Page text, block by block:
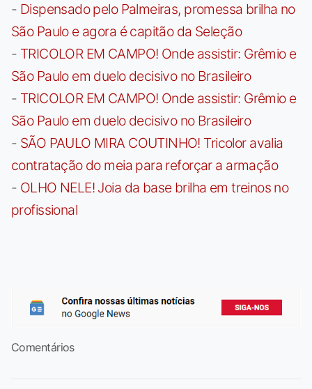
- Dispensado pelo Palmeiras, promessa brilha no
São Paulo e agora é capitão da Seleção
- TRICOLOR EM CAMPO! Onde assistir: Grêmio e
São Paulo em duelo decisivo no Brasileiro
- TRICOLOR EM CAMPO! Onde assistir: Grêmio e
São Paulo em duelo decisivo no Brasileiro
- SÃO PAULO MIRA COUTINHO! Tricolor avalia
contratação do meia para reforçar a armação
- OLHO NELE! Joia da base brilha em treinos no
profissional
Comentários